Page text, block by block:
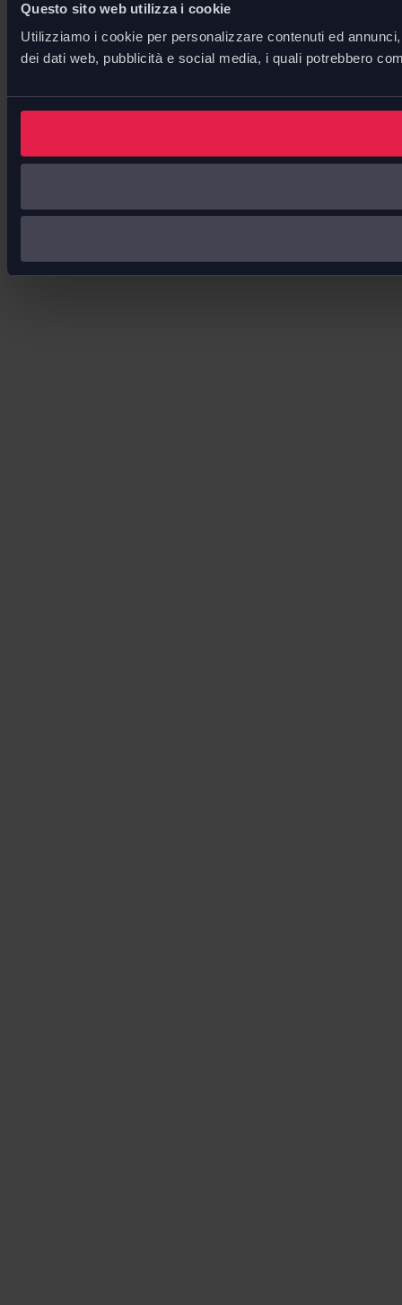
Questo sito web utilizza i cookie
Utilizziamo i cookie per personalizzare contenuti ed
dei dati web, pubblicità e social media, i quali potrebbero